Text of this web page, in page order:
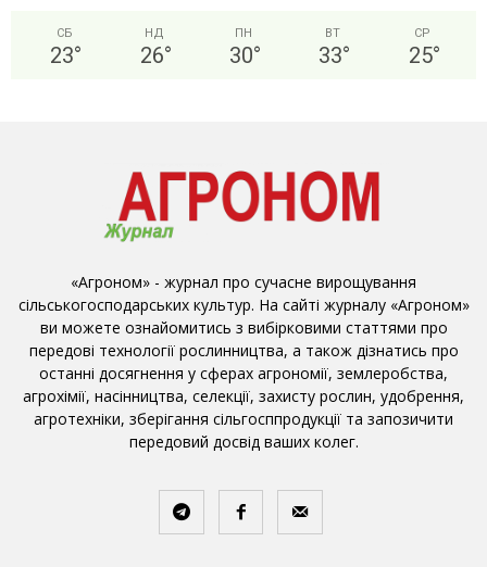
СБ
23°
НД
26°
ПН
30°
ВТ
33°
СР
25°
«Агроном» - журнал про сучасне вирощування
сільськогосподарських культур. На сайті журналу «Агроном»
ви можете ознайомитись з вибірковими статтями про
передові технології рослинництва, а також дізнатись про
останні досягнення у сферах агрономії, землеробства,
агрохімії, насінництва, селекції, захисту рослин, удобрення,
агротехніки, зберігання сільгосппродукції та запозичити
передовий досвід ваших колег.